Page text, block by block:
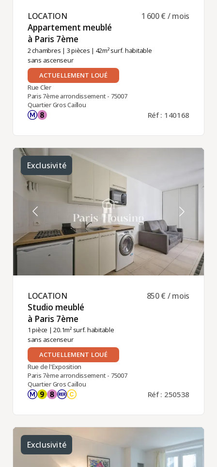
LOCATION ​
Appartement meublé
à Paris 7ème ​
2 chambres | 3 pièces | 42m² surf. habitable
sans ascenseur
1 600 € / mois
ACTUELLEMENT LOUÉ
Rue Cler
Paris 7ème arrondissement - 75007
Quartier Gros Caillou
Réf : 140168
Exclusivité
LOCATION ​
Studio meublé
à Paris 7ème ​
1 pièce | 20.1m² surf. habitable
sans ascenseur
850 € / mois
ACTUELLEMENT LOUÉ
Rue de l'Exposition
Paris 7ème arrondissement - 75007
Quartier Gros Caillou
Réf : 250538
Exclusivité